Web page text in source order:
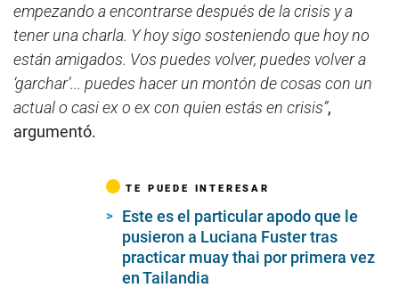
empezando a encontrarse después de la crisis y a
tener una charla. Y hoy sigo sosteniendo que hoy no
están amigados. Vos puedes volver, puedes volver a
‘garchar’... puedes hacer un montón de cosas con un
actual o casi ex o ex con quien estás en crisis”,
argumentó.
TE PUEDE INTERESAR
Este es el particular apodo que le
pusieron a Luciana Fuster tras
practicar muay thai por primera vez
en Tailandia